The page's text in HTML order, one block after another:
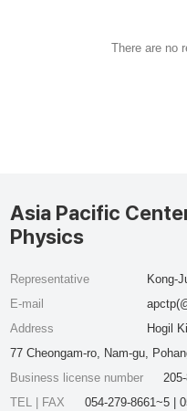
There are no
Asia Pacific
Physics
Representative
Kong-
E-mail
Address
Hogil
77 Cheongam-ro, Nam-gu,
Business license number
TEL | FAX
054-279-8661~5 |